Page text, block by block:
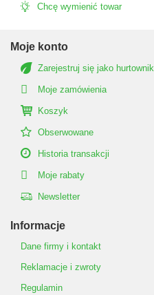
Chcę wymienić towar
Moje konto
Zarejestruj się jako hurtownik
Moje zamówienia
Koszyk
Obserwowane
Historia transakcji
Moje rabaty
Newsletter
Informacje
Dane firmy i kontakt
Reklamacje i zwroty
Regulamin